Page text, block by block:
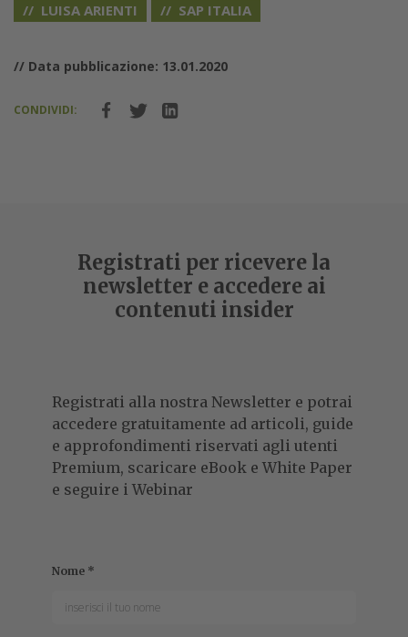
LUISA ARIENTI SAP ITALIA
// Data pubblicazione: 13.01.2020
CONDIVIDI:
Registrati per ricevere la
newsletter e accedere ai
contenuti insider
Registrati alla nostra Newsletter e potrai
accedere gratuitamente ad articoli, guide
e approfondimenti riservati agli utenti
Premium, scaricare eBook e White Paper
e seguire i Webinar
Nome *